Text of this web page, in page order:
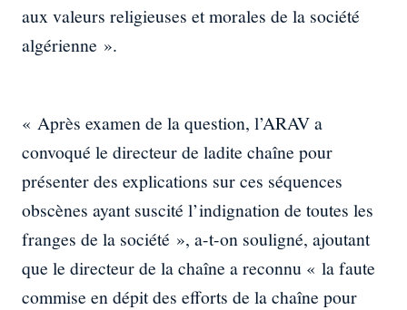
aux valeurs religieuses et morales de la société
algérienne ».
« Après examen de la question, l’ARAV a
convoqué le directeur de ladite chaîne pour
présenter des explications sur ces séquences
obscènes ayant suscité l’indignation de toutes les
franges de la société », a-t-on souligné, ajoutant
que le directeur de la chaîne a reconnu « la faute
commise en dépit des efforts de la chaîne pour